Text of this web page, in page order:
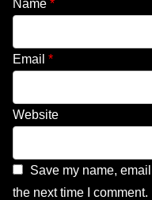
Name *
Email *
Website
Save my name,
the next time I comment.